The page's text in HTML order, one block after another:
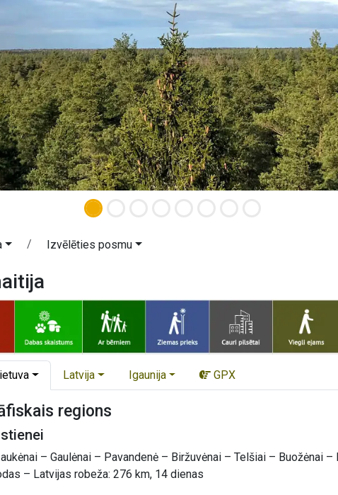
Izvēlēties posmu
Latvija Igaunija GPX
regions
– Gaulėnai – Pavandenė – Biržuvėnai – Telšiai – Buožėnai
– Latvijas robeža: 276 km, 14 dienas